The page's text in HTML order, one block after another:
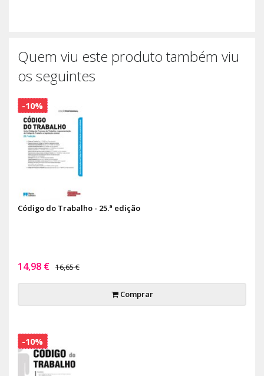
Quem viu este produto também viu
os seguintes
Código do Trabalho - 25.ª edição
14,98 € 16,65 €
Comprar
-10%
-10%